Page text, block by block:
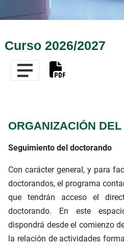
Curso 2026/2027
ORGANIZACIÓN
Seguimiento del doctorando
Con carácter general, y para
doctorandos, el programa
que tendrán acceso el
doctorando. En este
dispondrá desde el comienzo
la relación de actividades